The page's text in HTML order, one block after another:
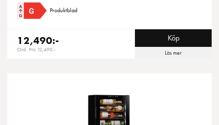
Produktblad
12,490:-
Ord. Pris 12,490:-
Köp
Läs mer